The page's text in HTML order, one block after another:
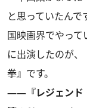
と思っていたん
国映画界でやっ
に出演したのが
拳』です。
――『レジェンド